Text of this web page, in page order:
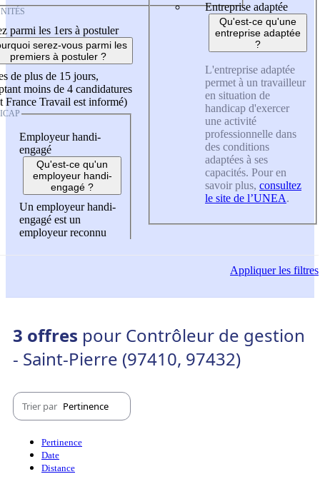
parmi les 1ers à postuler
serez-vous parmi les
premiers à postuler ?
de plus de 15 jours,
moins de 4 candidatures
France Travail est informé)
Employeur handi-
engagé
Qu'est-ce qu'un
employeur handi-
engagé ?
Un employeur handi-
engagé est un
employeur reconnu
Entreprise adaptée
Qu'est-ce qu'une
entreprise adaptée
?
L'entreprise adaptée
permet à un travailleur
en situation de
handicap d'exercer
une activité
professionnelle dans
des conditions
adaptées à ses
capacités. Pour en
savoir plus, consultez
le site de l’UNEA.
Appliquerles filtres
3 offres pour Contrôleur de gestion
- Saint-Pierre (97410, 97432)
Trier par Pertinence
Pertinence
Date
Distance